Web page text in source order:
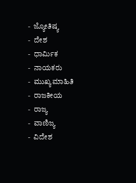
ಜ್ಯೋತಿಷ್ಯ
ದೇಶ
ಧಾರ್ಮಿಕ
ನಾಯಕರು
ಮುಖ್ಯ ಮಾಹಿತಿ
ರಾಜಕೀಯ
ರಾಜ್ಯ
ವಾಣಿಜ್ಯ
ವಿದೇಶ